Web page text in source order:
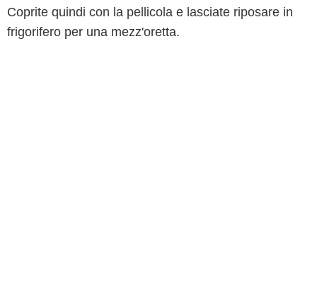
Coprite quindi con la pellicola e lasciate riposare in
frigorifero per una mezz'oretta.